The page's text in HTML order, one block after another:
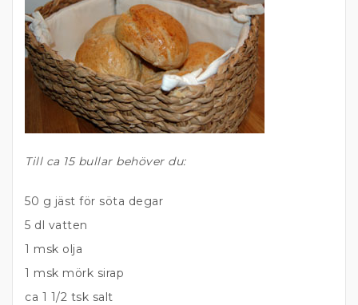
Till ca 15 bullar behöver du:
50 g jäst för söta degar
5 dl vatten
1 msk olja
1 msk mörk sirap
ca 1 1/2 tsk salt